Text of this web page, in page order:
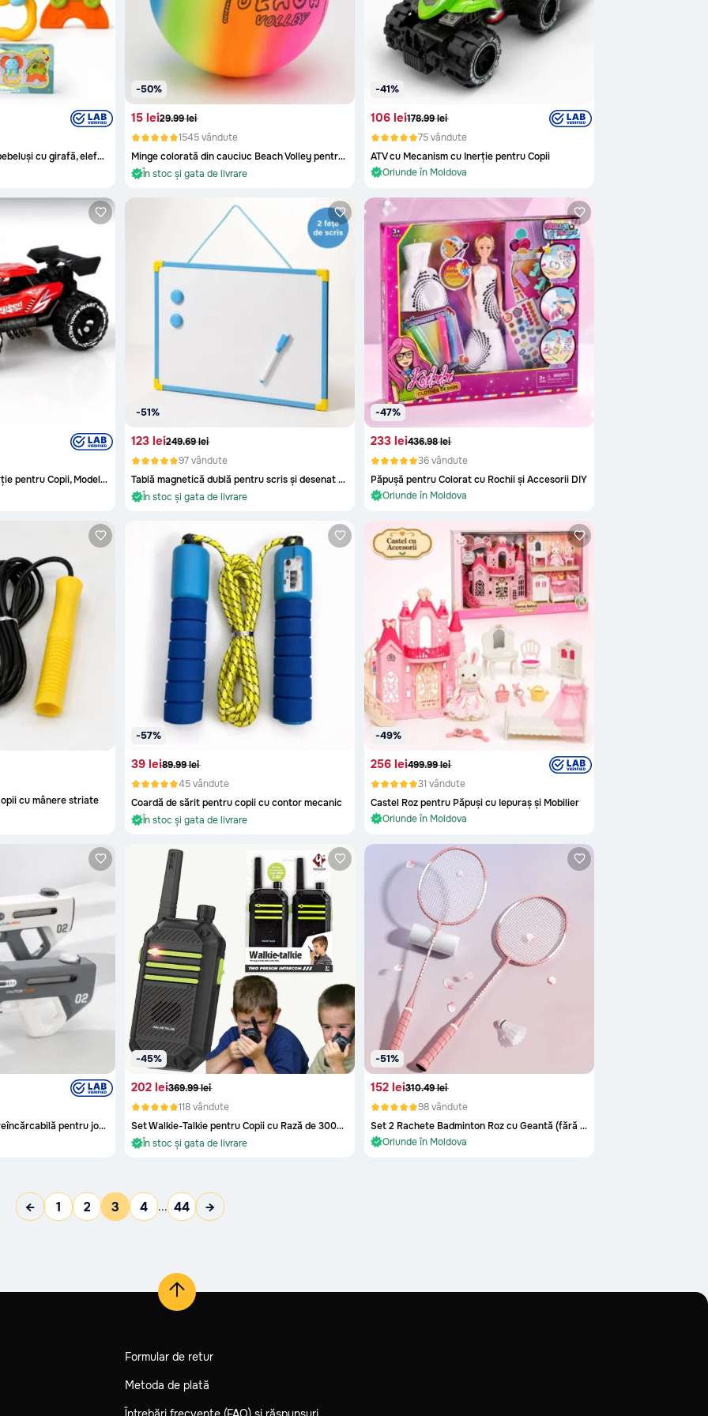
Set 3 zornăitori pentru bebeluși cu girafă, elefant și mașinuță
-50%
15 lei29.99 lei
1545 vândute
Minge colorată din cauciuc Beach Volley pentru joacă afară
În stoc și gata de livrare
În stoc și gata de livrare
-41%
106 lei178.99 lei
75 vândute
ATV cu Mecanism cu Inerție pentru Copii
În stoc și gata de livrare
În stoc și gata de livrare
Mașină Off-Road cu Inerție pentru Copii, Model Racing
-51%
123 lei249.69 lei
97 vândute
Tablă magnetică dublă pentru scris și desenat copii
În stoc și gata de livrare
-47%
233 lei436.98 lei
36 vândute
Păpușă pentru Colorat cu Rochii și Accesorii DIY
În stoc și gata de livrare
În stoc și gata de livrare
cu mânere striate
-57%
39 lei89.99 lei
45 vândute
Coardă de sărit pentru copii cu contor mecanic
În stoc și gata de livrare
În stoc și gata de livrare
-49%
256 lei499.99 lei
31 vândute
Castel Roz pentru Păpuși cu Iepuraș și Mobilier
În stoc și gata de livrare
În stoc și gata de livrare
Pușcă electrică cu apă reîncărcabilă pentru joaca de vară
-45%
202 lei369.99 lei
118 vândute
Set Walkie-Talkie pentru Copii cu Rază de 300m – Distracție și Aventura Comunicației
În stoc și gata de livrare
-51%
152 lei310.49 lei
98 vândute
Set 2 Rachete Badminton Roz cu Geantă (fără fluturași incluși)
În stoc și gata de livrare
← 1 2 3 4 ... 44 →
Formular de retur
Metoda de plată